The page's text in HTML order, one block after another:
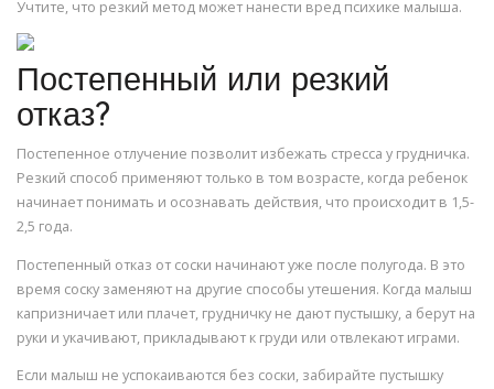
Учтите, что резкий метод может нанести вред психике малыша.
Постепенный или резкий
отказ?
Постепенное отлучение позволит избежать стресса у грудничка.
Резкий способ применяют только в том возрасте, когда ребенок
начинает понимать и осознавать действия, что происходит в 1,5-
2,5 года.
Постепенный отказ от соски начинают уже после полугода. В это
время соску заменяют на другие способы утешения. Когда малыш
капризничает или плачет, грудничку не дают пустышку, а берут на
руки и укачивают, прикладывают к груди или отвлекают играми.
Если малыш не успокаиваются без соски, забирайте пустышку